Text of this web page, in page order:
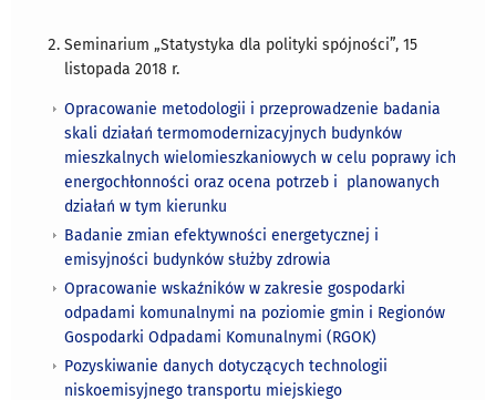
Seminarium „Statystyka dla polityki spójności”, 15
listopada 2018 r.
Opracowanie metodologii i przeprowadzenie badania
skali działań termomodernizacyjnych budynków
mieszkalnych wielomieszkaniowych w celu poprawy ich
energochłonności oraz ocena potrzeb i planowanych
działań w tym kierunku
Badanie zmian efektywności energetycznej i
emisyjności budynków służby zdrowia
Opracowanie wskaźników w zakresie gospodarki
odpadami komunalnymi na poziomie gmin i Regionów
Gospodarki Odpadami Komunalnymi (RGOK)
Pozyskiwanie danych dotyczących technologii
niskoemisyjnego transportu miejskiego